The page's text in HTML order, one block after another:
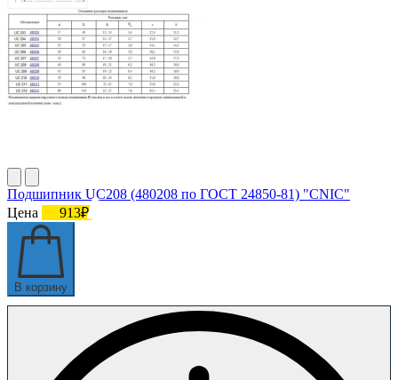
Подшипник UC208 (480208 по ГОСТ 24850-81) "CNIC"
Цена
913₽
В корзину